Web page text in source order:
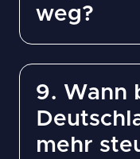
weg?
9. Wann
mehr